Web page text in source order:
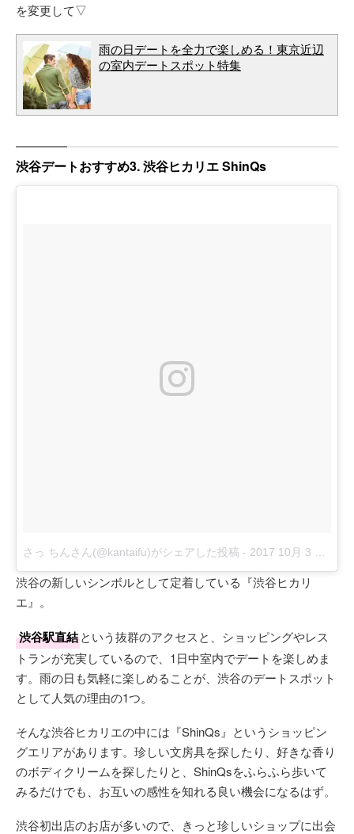
を変更して▽
雨の日デートを全力で楽しめる！東京近辺
の室内デートスポット特集
渋谷デートおすすめ3. 渋谷ヒカリエ ShinQs
さっ ちんさん(@kantaifu)がシェアした投稿 - 2017 10月 3 8:22午後 PDT
渋谷の新しいシンボルとして定着している『渋谷ヒカリ
エ』。
渋谷駅直結という抜群のアクセスと、ショッピングやレス
トランが充実しているので、1日中室内でデートを楽しめま
す。雨の日も気軽に楽しめることが、渋谷のデートスポット
として人気の理由の1つ。
そんな渋谷ヒカリエの中には『ShinQs』というショッピン
グエリアがあります。珍しい文房具を探したり、好きな香り
のボディクリームを探したりと、ShinQsをふらふら歩いて
みるだけでも、お互いの感性を知れる良い機会になるはず。
渋谷初出店のお店が多いので、きっと珍しいショップに出会